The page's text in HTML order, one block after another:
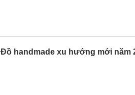
Đồ handmade xu hướng mới năm